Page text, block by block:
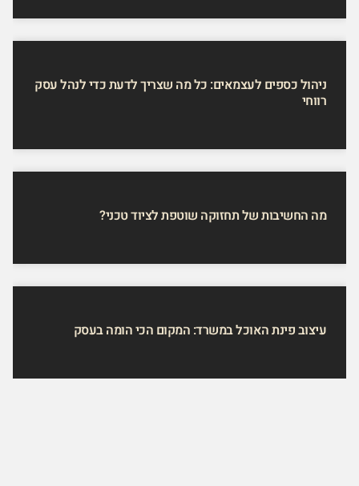
ניהול כספים לעצמאים: כל מה שצריך לדעת כדי לנהל עסק
רווחי
מה החשיבות של תחזוקה שוטפת לציוד טכני?
עיצוב פינת האוכל במשרד: המקום הכי הומה בעסק